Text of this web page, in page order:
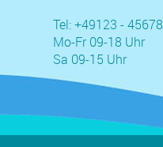
Tel: +49123 - 45678
Mo-Fr 09-18 Uhr
Sa 09-15 Uhr